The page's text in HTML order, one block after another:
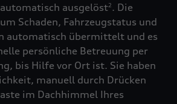
ausgelöst2 . Die
Schaden, Fahrzeugstatus und
automatisch übermittelt und es
persönliche Betreuung per
bis Hilfe vor Ort ist. Sie haben
manuell durch Drücken
im Dachhimmel Ihres